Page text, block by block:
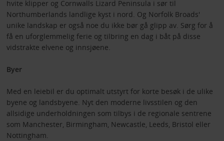
hvite klipper og Cornwalls Lizard Peninsula i sør til
Northumberlands landlige kyst i nord. Og Norfolk Broads'
unike landskap er også noe du ikke bør gå glipp av. Sørg for å
få en uforglemmelig ferie og tilbring en dag i båt på disse
vidstrakte elvene og innsjøene.
Byer
Med en leiebil er du optimalt utstyrt for korte besøk i de ulike
byene og landsbyene. Nyt den moderne livsstilen og den
allsidige underholdningen som tilbys i de regionale sentrene
som Manchester, Birmingham, Newcastle, Leeds, Bristol eller
Nottingham.